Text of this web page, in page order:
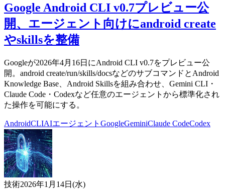
Google Android CLI v0.7プレビュー公
開、エージェント向けにandroid create
やskillsを整備
Googleが2026年4月16日にAndroid CLI v0.7をプレビュー公
開。android create/run/skills/docsなどのサブコマンドとAndroid
Knowledge Base、Android Skillsを組み合わせ、Gemini CLI・
Claude Code・Codexなど任意のエージェントから標準化され
た操作を可能にする。
AndroidCLIAIエージェント GoogleGeminiClaude CodeCodex
技術2026年1月14日(水)